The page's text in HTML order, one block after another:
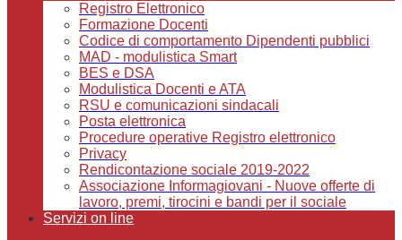
Registro Elettronico
Formazione Docenti
Codice di comportamento Dipendenti pubblici
MAD - modulistica Smart
BES e DSA
Modulistica Docenti e ATA
RSU e comunicazioni sindacali
Posta elettronica
Procedure operative Registro elettronico
Privacy
Rendicontazione sociale 2019-2022
Associazione Informagiovani - Nuove offerte di
lavoro, premi, tirocini e bandi per il sociale
Servizi on line